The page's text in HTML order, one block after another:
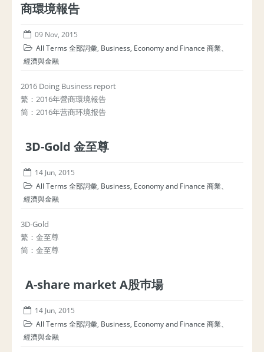
商環境報告
09 Nov, 2015
All Terms 全部詞彙, Business, Economy and Finance 商業、
經濟與金融
2016 Doing Business report
繁：2016年營商環境報告
简：2016年营商环境报告
3D-Gold 金至尊
14 Jun, 2015
All Terms 全部詞彙, Business, Economy and Finance 商業、
經濟與金融
3D-Gold
繁：金至尊
简：金至尊
A-share market A股巿場
14 Jun, 2015
All Terms 全部詞彙, Business, Economy and Finance 商業、
經濟與金融